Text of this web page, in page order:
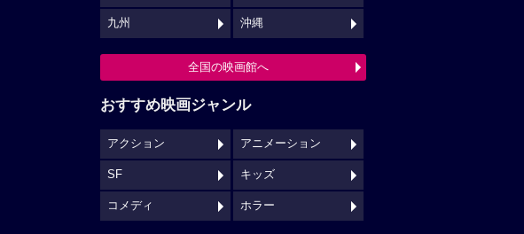
九州 沖縄
全国の映画館へ
おすすめ映画ジャンル
アクション アニメーション
SF キッズ
コメディ ホラー